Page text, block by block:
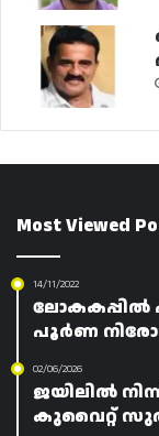
Most Viewed
14/11/2022
പൂർണ
02/06/2026
ജയിലിൽ
കുവൈറ്റ്